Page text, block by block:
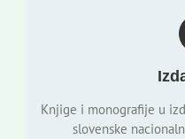
Knjige i monografije u
slovenske